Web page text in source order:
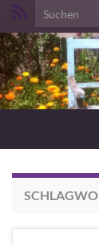
Search for: